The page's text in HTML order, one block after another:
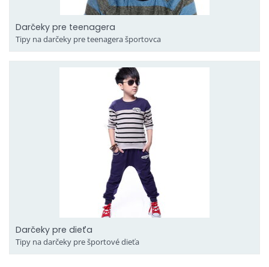
Darčeky pre teenagera
Tipy na darčeky pre teenagera športovca
Darčeky pre dieťa
Tipy na darčeky pre športové dieťa